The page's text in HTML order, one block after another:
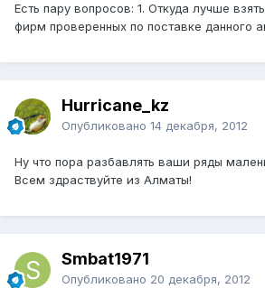
Есть пару вопросов: 1. Откуда лучше
фирм проверенных по поставке данного
Hurricane_kz
Опубликовано 14 декабря, 2012
Ну что пора разбавлять ваши ряды
Всем здраствуйте из Алматы!
Smbat1971
Опубликовано 20 декабря, 2012